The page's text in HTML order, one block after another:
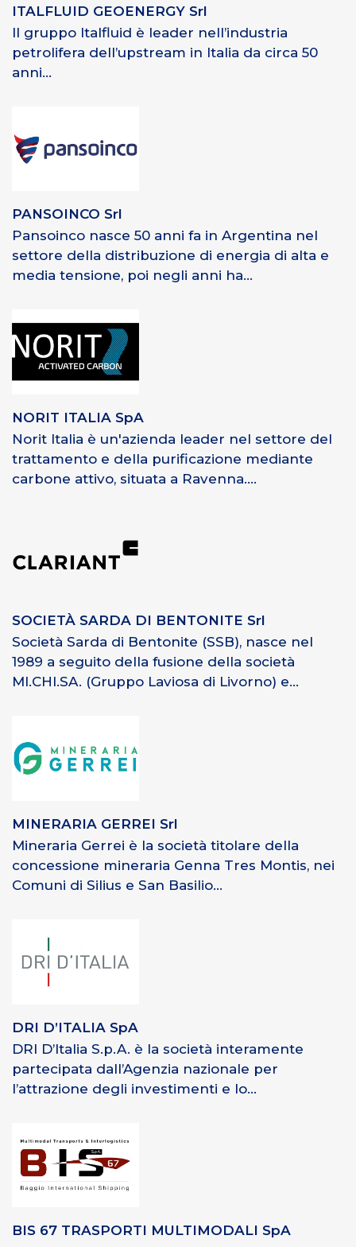
ITALFLUID GEOENERGY Srl
Il gruppo Italfluid è leader nell’industria
petrolifera dell’upstream in Italia da circa 50
anni...
PANSOINCO Srl
Pansoinco nasce 50 anni fa in Argentina nel
settore della distribuzione di energia di alta e
media tensione, poi negli anni ha...
NORIT ITALIA SpA
Norit Italia è un'azienda leader nel settore del
trattamento e della purificazione mediante
carbone attivo, situata a Ravenna....
SOCIETÀ SARDA DI BENTONITE Srl
Società Sarda di Bentonite (SSB), nasce nel
1989 a seguito della fusione della società
MI.CHI.SA. (Gruppo Laviosa di Livorno) e...
MINERARIA GERREI Srl
Mineraria Gerrei è la società titolare della
concessione mineraria Genna Tres Montis, nei
Comuni di Silius e San Basilio...
DRI D’ITALIA SpA
DRI D’Italia S.p.A. è la società interamente
partecipata dall’Agenzia nazionale per
l’attrazione degli investimenti e lo...
BIS 67 TRASPORTI MULTIMODALI SpA